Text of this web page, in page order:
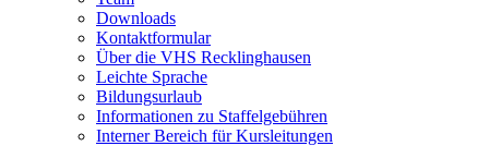
Downloads
Kontaktformular
Über die VHS Recklinghausen
Leichte Sprache
Bildungsurlaub
Informationen zu Staffelgebühren
Interner Bereich für Kursleitungen